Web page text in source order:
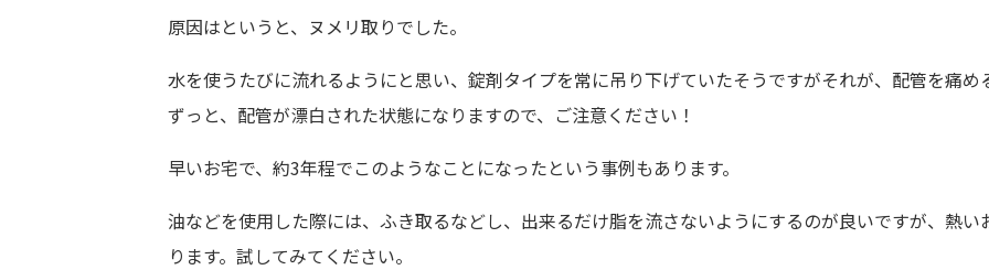
原因はというと、ヌメリ取りでした。
水を使うたびに流れるようにと思い、錠剤タイプを常に吊り下げていたそうですがそれが、配管を痛め
ずっと、配管が漂白された状態になりますので、ご注意ください！
早いお宅で、約3年程でこのようなことになったという事例もあります。
油などを使用した際には、ふき取るなどし、出来るだけ脂を流さないようにするのが良いですが、熱
ります。試してみてください。